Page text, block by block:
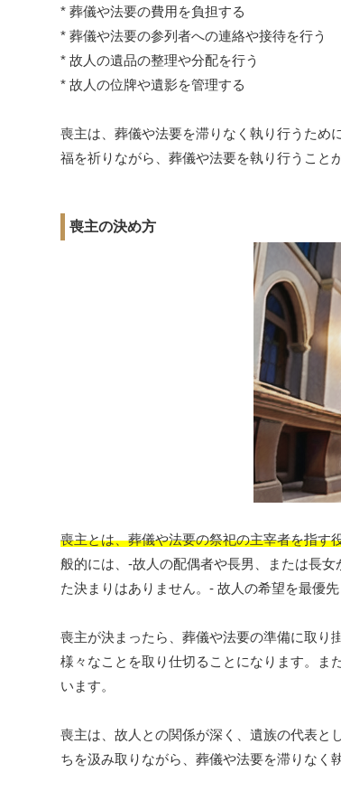
* 葬儀や法要の費用を負担する
* 葬儀や法要の参列者への連絡や接待を行う
* 故人の遺品の整理や分配を行う
* 故人の位牌や遺影を管理する
喪主は、葬儀や法要を滞りなく執り行うため
福を祈りながら、葬儀や法要を執り行うこと
喪主の決め方
喪主とは、葬儀や法要の祭祀の主宰者を指す
般的には、-故人の配偶者や長男、または長
た決まりはありません。- 故人の希望を最優
喪主が決まったら、葬儀や法要の準備に取り
様々なことを取り仕切ることになります。ま
います。
喪主は、故人との関係が深く、遺族の代表と
ちを汲み取りながら、葬儀や法要を滞りなく